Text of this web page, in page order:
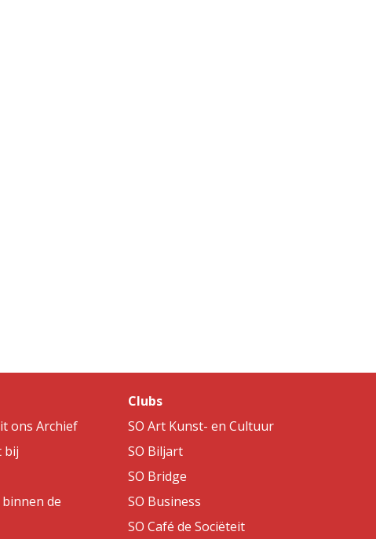
ons Archief
bij
de
Clubs
SO Art Kunst- en Cultuur
SO Biljart
SO Bridge
SO Business
SO Café de Sociëteit